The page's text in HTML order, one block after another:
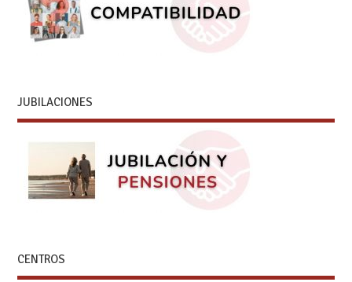
JUBILACIONES
CENTROS